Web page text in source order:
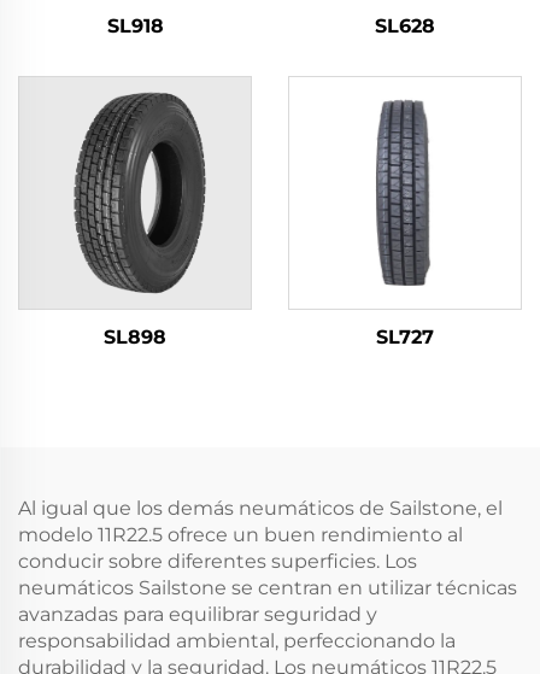
SL918 SL628
SL898 SL727
Al igual que los demás neumáticos de Sailstone, el
modelo 11R22.5 ofrece un buen rendimiento al
conducir sobre diferentes superficies. Los
neumáticos Sailstone se centran en utilizar técnicas
avanzadas para equilibrar seguridad y
responsabilidad ambiental, perfeccionando la
durabilidad y la seguridad. Los neumáticos 11R22.5